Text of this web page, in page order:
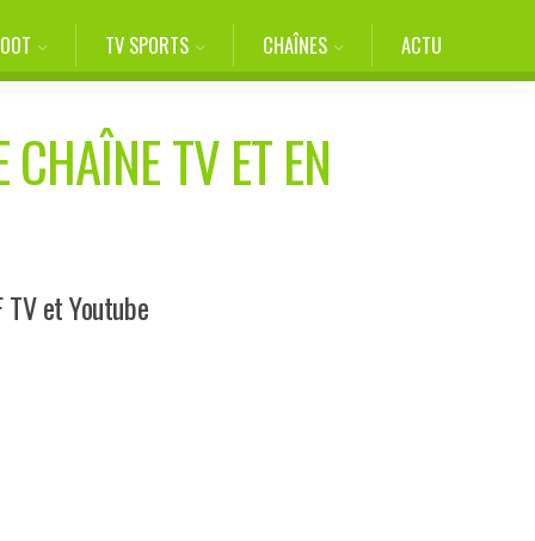
TV SPORTS CHAÎNES ACTU
CHAÎNE TV ET EN
et Youtube